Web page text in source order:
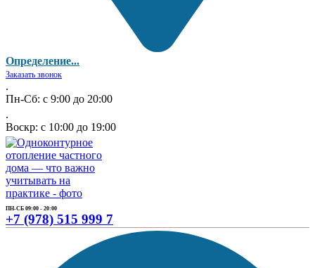
Определение...
Заказать звонок
.
Пн-Сб: с 9:00 до 20:00
.
Воскр: с 10:00 до 19:00
ПН-СБ 09:00 - 20:00
+7 (978) 515 999 7